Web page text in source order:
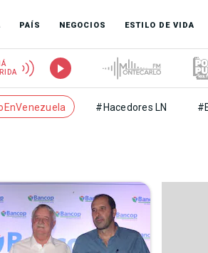
PAÍS NEGOCIOS ESTILO DE VIDA
#Hacedores LN